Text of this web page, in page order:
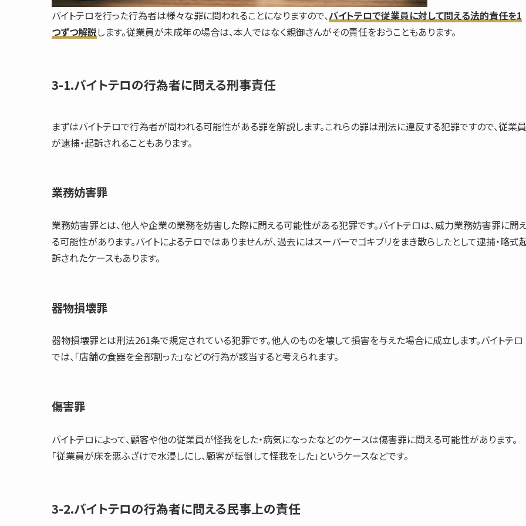
バイトテロを行った行為者は様々な罪に問われることになりますので、バイトテロで従業員に対して問える法的責任を1
つずつ解説します。従業員が未成年の場合は、本人ではなく親御さんがその責任をおうこともあります。
3-1.バイトテロの行為者に問える刑事責任
まずはバイトテロで行為者が問われる可能性がある罪を解説します。これらの罪は刑法に違反する犯罪ですので、従業員
が逮捕・起訴されることもあります。
業務妨害罪
業務妨害罪とは、他人や企業の業務を妨害した際に問える可能性がある犯罪です。バイトテロは、威力業務妨害罪に問
る可能性があります。バイトによるテロではありませんが、過去にはスーパーでゴキブリをまき散らしたとして逮捕・略式
訴されたケースもあります。
器物損壊罪
器物損壊罪とは刑法261条で規定されている犯罪です。他人のものを壊して損害を与えた場合に成立します。バイトテロ
では、「店舗の食器を全部割った」などの行為が該当すると考えられます。
傷害罪
バイトテロによって、顧客や他の従業員が怪我をした・病気になったなどのケースは傷害罪に問える可能性があります。
「従業員が床を悪ふざけで水浸しにし、顧客が転倒して怪我をした」というケースなどです。
3-2.バイトテロの行為者に問える民事上の責任